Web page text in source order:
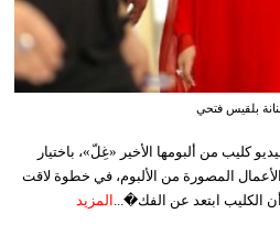
بلقيس فتحي
كليب من ألبومها الأخير «غِلّ»، باختيار
المصورة من الألبوم، في خطوة لاقت
الكليب ابتعد عن الفك�... المزيد